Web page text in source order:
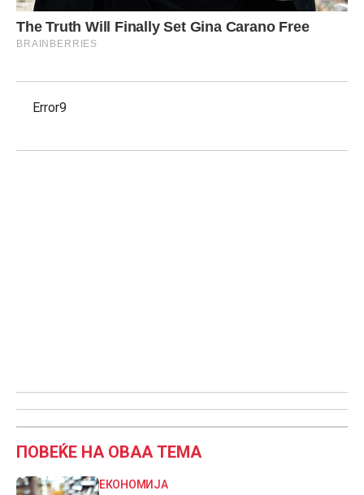
Error9
ПОВЕЌЕ НА ОВАА ТЕМА
ЕКОНОМИЈА